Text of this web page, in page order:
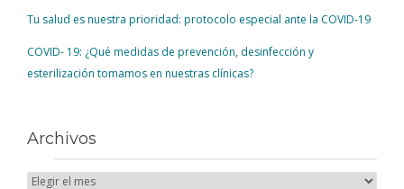
Tu salud es nuestra prioridad: protocolo especial ante la COVID-19
COVID- 19: ¿Qué medidas de prevención, desinfección y
esterilización tomamos en nuestras clínicas?
Archivos